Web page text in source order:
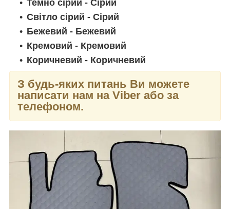
Темно сірий - Сірий
Світло сірий - Сірий
Бежевий - Бежевий
Кремовий - Кремовий
Коричневий - Коричневий
З будь-яких питань Ви можете
написати нам на Viber або за
телефоном.